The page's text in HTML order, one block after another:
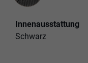
Innenausstattung
Schwarz